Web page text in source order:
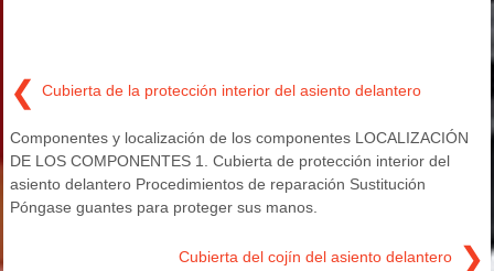
❮ Cubierta de la protección interior del asiento delantero
Componentes y localización de los componentes LOCALIZACIÓN
DE LOS COMPONENTES 1. Cubierta de protección interior del
asiento delantero Procedimientos de reparación Sustitución
Póngase guantes para proteger sus manos.
Cubierta del cojín del asiento delantero ❯